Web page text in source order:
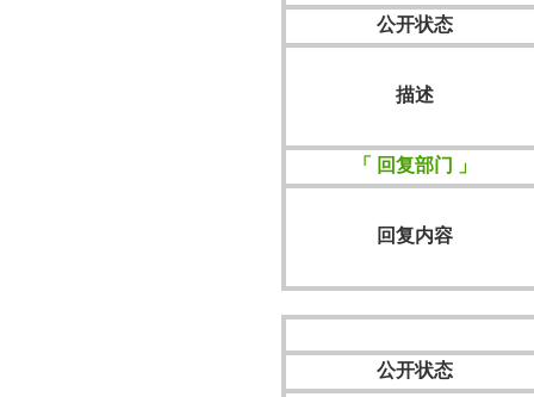
公开状态
描述
「 回复部门 」
回复内容
公开状态